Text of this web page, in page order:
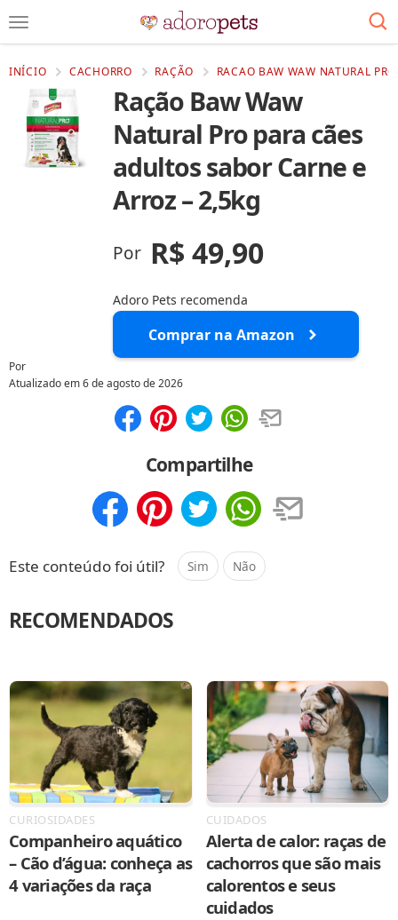
INÍCIO CACHORRO RAÇÃO RACAO BAW WAW NATURAL
Ração Baw Waw
Natural Pro para cães
adultos sabor Carne e
Arroz – 2,5kg
Por R$ 49,90
Adoro Pets recomenda
Comprar na Amazon
Por
Atualizado em6 de agosto de 2026
Compartilhe
Este conteúdo foi útil? Sim Não
RECOMENDADOS
CURIOSIDADES
Companheiro aquático
– Cão d’água: conheça as
4 variações da raça
CUIDADOS
Alerta de calor: raças de
cachorros que são mais
calorentos e seus
cuidados